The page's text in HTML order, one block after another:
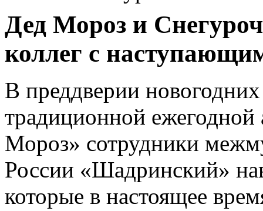
Дед Мороз и
коллег с
В преддверии
традиционной
Мороз» сотрудники
России «Шадринский»
которые в настоящее